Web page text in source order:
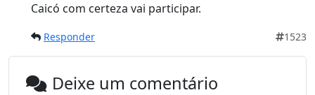
Caicó com certeza vai participar.
Responder 1523
Deixe um comentário